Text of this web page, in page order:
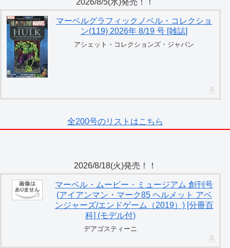
2026/8/5(水)発売！！
マーベルグラフィックノベル・コレクショ
ン(119) 2026年 8/19 号 [雑誌]
アシェット・コレクションズ・ジャパン
全200号のリストはこちら
2026/8/18(火)発売！！
マーベル・ムービー・ミュージアム 創刊号
(アイアンマン・マーク85 ヘルメット アベ
ンジャーズ/エンドゲーム（2019）) [分冊百
科] (モデル付)
デアゴスティーニ